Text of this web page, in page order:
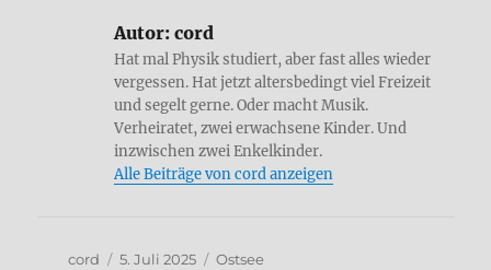
Autor: cord
Hat mal Physik studiert, aber fast alles wieder
vergessen. Hat jetzt altersbedingt viel Freizeit
und segelt gerne. Oder macht Musik.
Verheiratet, zwei erwachsene Kinder. Und
inzwischen zwei Enkelkinder.
Alle Beiträge von cord anzeigen
Autor
cord
Veröffentlicht
5. Juli 2025 Kategorien
Ostsee